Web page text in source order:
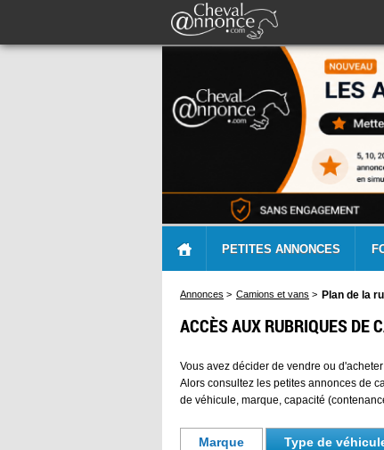
PETITES ANNONCES
Annonces > Camions et vans > Plan de la
ACCÈS AUX RUBRIQUES DE
Vous avez décider de vendre ou
Alors consultez les petites annonces de
de véhicule, marque, capacité
Marque Type de